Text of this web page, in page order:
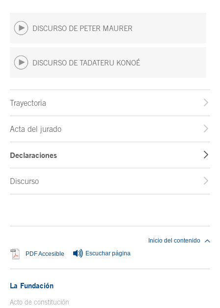
DISCURSO DE PETER MAURER
DISCURSO DE TADATERU KONOÉ
Trayectoria
Acta del jurado
Declaraciones
Discurso
PDF Accesible Se abre en ventana nueva
Escuchar página
Inicio del contenido
La Fundación
Acto de constitución